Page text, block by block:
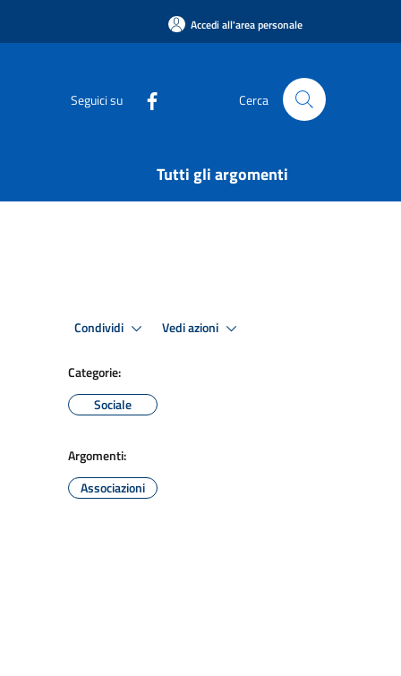
Accedi all'area personale
Seguici su Cerca
Tutti gli argomenti
Condividi Vedi azioni
Categorie:
Sociale
Argomenti:
Associazioni